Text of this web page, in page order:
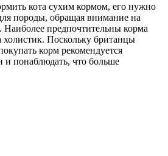
кота сухим кормом, его нужно
породы, обращая внимание на
Наиболее предпочтительны корма
холистик. Поскольку британцы
корм рекомендуется
и понаблюдать, что больше